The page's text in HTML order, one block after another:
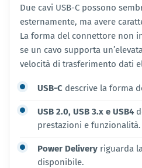
Due cavi USB-C possono
esternamente, ma avere
La forma del connettore non
se un cavo supporta
velocità di trasferimento dati
USB-C descrive la forma
USB 2.0, USB 3.x e USB4
prestazioni e funzionalità.
Power Delivery riguarda
disponibile.